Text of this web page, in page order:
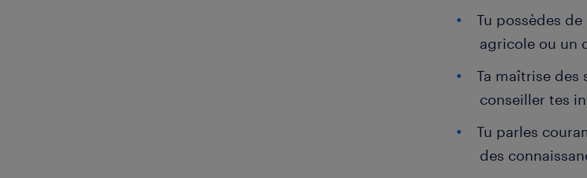
Tu possèdes
agricole ou un
Ta maîtrise des
conseiller tes
Tu parles
des